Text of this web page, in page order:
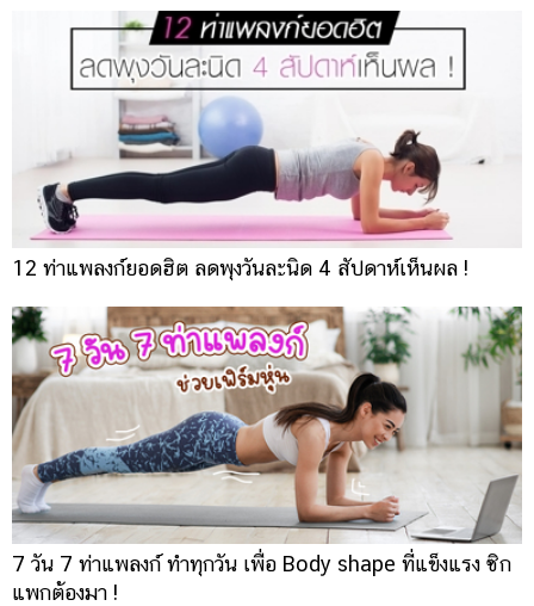
12 ท่าแพลงก์ยอดฮิต ลดพุงวันละนิด 4 สัปดาห์เห็นผล !
7 วัน 7 ท่าแพลงก์ ทำทุกวัน เพื่อ Body shape ที่แข็งแรง ซิก
แพกต้องมา !